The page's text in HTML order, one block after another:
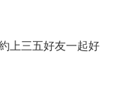
上三五好友一起好